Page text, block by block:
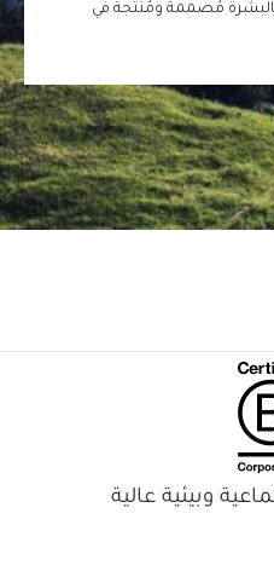
بالبشرة مُصممة ومُنتجة في
وبيئية عالية